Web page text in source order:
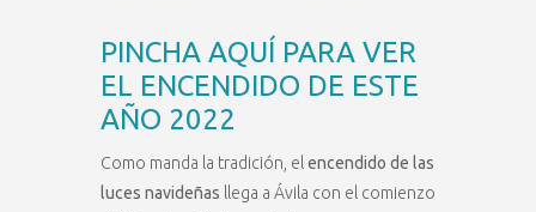
PINCHA AQUÍ PARA VER
EL ENCENDIDO DE ESTE
AÑO 2022
Como manda la tradición, el encendido de las
luces navideñas llega a Ávila con el comienzo